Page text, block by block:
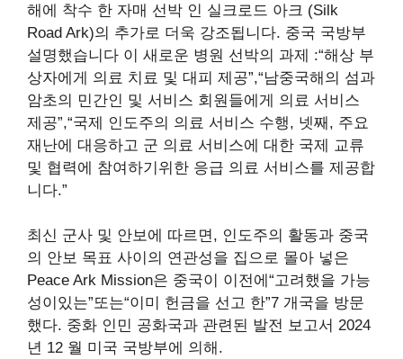
해에 착수 한 자매 선박 인 실크로드 아크 (Silk
Road Ark)의 추가로 더욱 강조됩니다. 중국 국방부
설명했습니다 이 새로운 병원 선박의 과제 :“해상 부
상자에게 의료 치료 및 대피 제공”,“남중국해의 섬과
암초의 민간인 및 서비스 회원들에게 의료 서비스
제공”,“국제 인도주의 의료 서비스 수행, 넷째, 주요
재난에 대응하고 군 의료 서비스에 대한 국제 교류
및 협력에 참여하기위한 응급 의료 서비스를 제공합
니다.”
최신 군사 및 안보에 따르면, 인도주의 활동과 중국
의 안보 목표 사이의 연관성을 집으로 몰아 넣은
Peace Ark Mission은 중국이 이전에“고려했을 가능
성이있는”또는“이미 헌금을 선고 한”7 개국을 방문
했다. 중화 인민 공화국과 관련된 발전 보고서 2024
년 12 월 미국 국방부에 의해.